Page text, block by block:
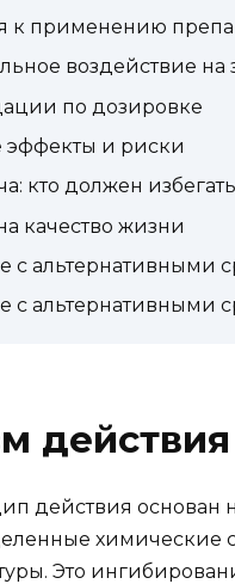
к применению
воздействие на
по дозировке
эффекты и риски
кто должен
качество жизни
с альтернативными
с альтернативными
действия основан
химические
Это